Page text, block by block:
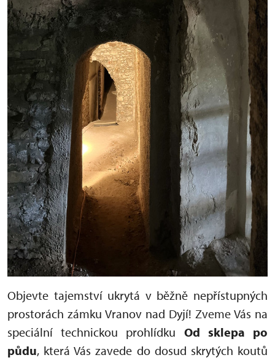
Objevte tajemství ukrytá v běžně nepřístupných
prostorách zámku Vranov nad Dyjí! Zveme Vás na
speciální technickou prohlídku Od sklepa po
půdu, která Vás zavede do dosud skrytých koutů